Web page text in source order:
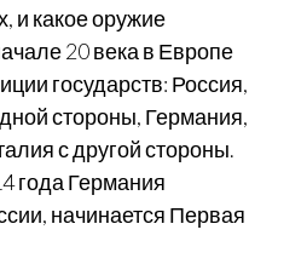
и какое оружие
20 века в Европе
государств: Россия,
стороны, Германия,
с другой стороны.
года Германия
начинается Первая